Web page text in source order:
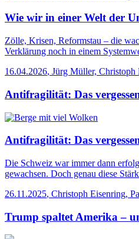
Wie wir in einer Welt der
Zölle, Krisen, Reformstau – die
Verklärung noch in einem
16.04.2026, Jürg Müller, Christoph
Antifragilität: Das
Antifragilität: Das
Die Schweiz war immer dann
gewachsen. Doch genau diese
26.11.2025, Christoph Eisenring,
Trump spaltet Amerika –